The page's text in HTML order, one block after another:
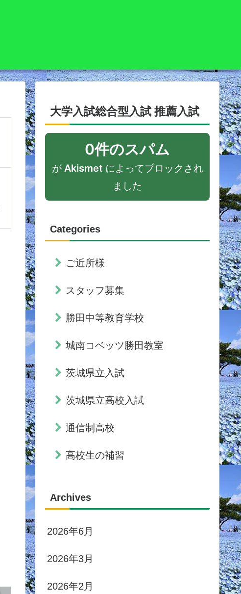
大学入試総合型入試 推薦入試
0件のスパム
が Akismet によってブロックされ
ました
Categories
ご近所様
スタッフ募集
勝田中等教育学校
城南コベッツ勝田教室
茨城県立入試
茨城県立高校入試
通信制高校
高校生の補習
Archives
2026年6月
2026年3月
2026年2月